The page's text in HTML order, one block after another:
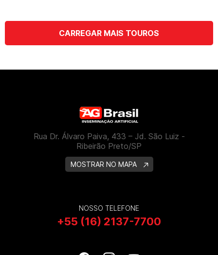
CARREGAR MAIS TOUROS
Rua Dr. Álvaro Paiva, 433 – Jd. São Luiz -
Ribeirão Preto/SP
MOSTRAR NO MAPA
NOSSO TELEFONE
+55 (16) 2137-7700